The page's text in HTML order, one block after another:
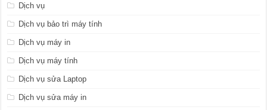
Dịch vụ
Dịch vụ bảo trì máy tính
Dịch vụ máy in
Dịch vụ máy tính
Dịch vụ sửa Laptop
Dịch vụ sửa máy in